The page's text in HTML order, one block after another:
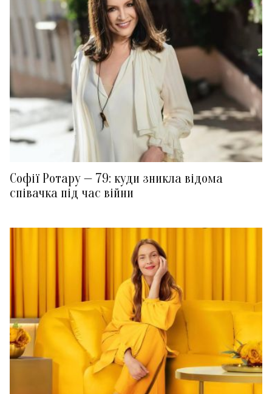
Софії Ротару — 79: куди зникла відома
співачка під час війни